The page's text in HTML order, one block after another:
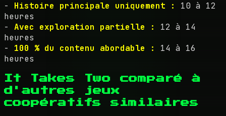
- Histoire principale uniquement :
10 à 12
heures
- Avec exploration partielle :
12 à 14
heures
- 100 % du contenu abordable :
14 à 16
heures
It Takes Two comparé à
d'autres jeux
coopératifs similaires